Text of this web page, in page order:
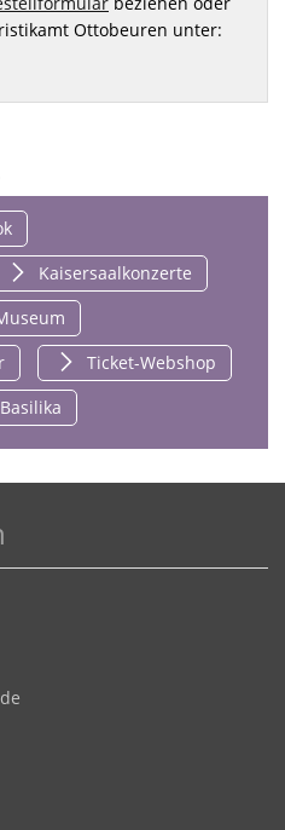
Ottobeuren unter:
Kaisersaalkonzerte
Ticket-Webshop
d